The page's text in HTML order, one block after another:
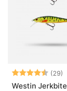
Vurdering: (29)
Westin Jerkbite